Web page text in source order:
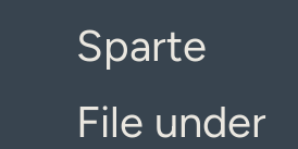
Sparte
File under